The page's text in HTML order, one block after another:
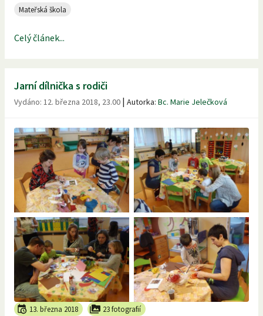
Mateřská škola
Celý článek...
Jarní dílnička s rodiči
Vydáno: 12. března 2018, 23.00 | Autorka: Bc. Marie Jelečková
13. března 2018 23 fotografií